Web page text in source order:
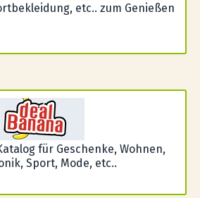
etc.. zum Genießen
für Geschenke, Wohnen,
Sport, Mode, etc..